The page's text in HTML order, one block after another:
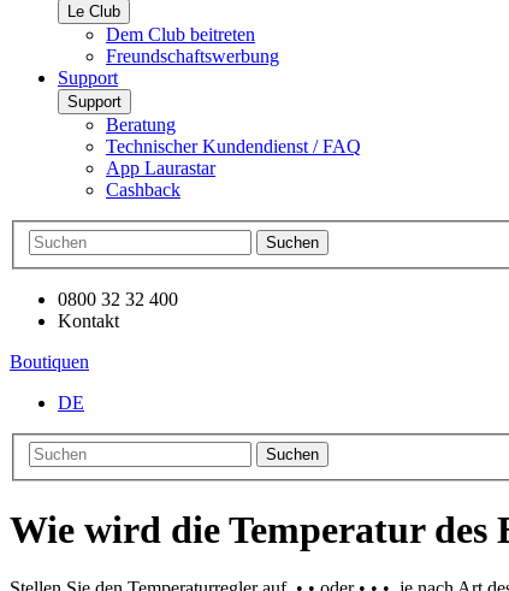
Le Club
Dem Club beitreten
Freundschaftswerbung
Support
Support
Beratung
Technischer Kundendienst / FAQ
App Laurastar
Cashback
Suchen
0800 32 32 400
Kontakt
Boutiquen
DE
Suchen
Wie wird die Temperatur des